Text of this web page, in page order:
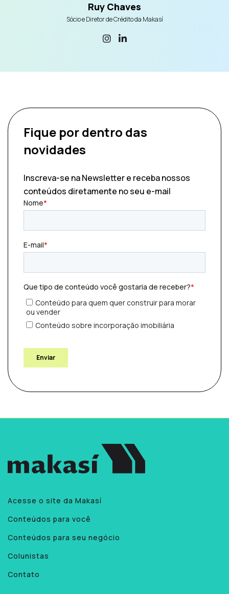
Ruy Chaves
Sócio e Diretor de Crédito da Makasí
Fique por dentro das
novidades
Inscreva-se na Newsletter e receba nossos
conteúdos diretamente no seu e-mail
Acesse o site da Makasí
Conteúdos para você
Conteúdos para seu negócio
Colunistas
Contato